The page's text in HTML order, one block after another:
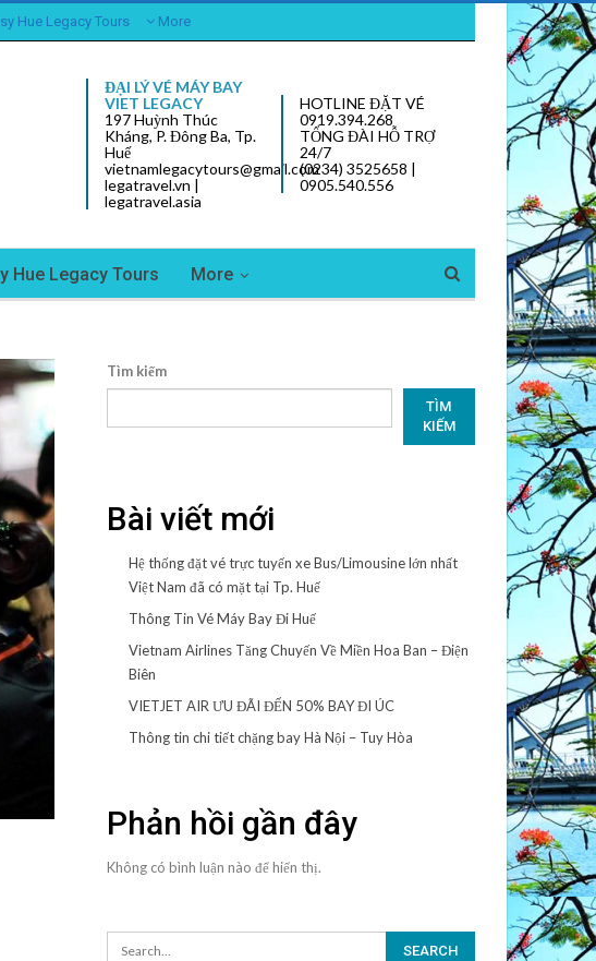
Hue Legacy Tours More
ĐẠI LÝ VÉ MÁY BAY
VIET LEGACY
197 Huỳnh Thúc
Kháng, P. Đông Ba, Tp.
Huế
vietnamlegacytours@gmail.com
legatravel.vn |
legatravel.asia
HOTLINE ĐẶT VÉ
0919.394.268
TỔNG ĐÀI HỖ TRỢ
24/7
(0234) 3525658 |
0905.540.556
Hue Legacy Tours More
Tìm kiếm
TÌM
KIẾM
Bài viết mới
Hệ thống đặt vé trực tuyến xe Bus/Limousine lớn nhất
Việt Nam đã có mặt tại Tp. Huế
Thông Tin Vé Máy Bay Đi Huế
Vietnam Airlines Tăng Chuyến Về Miền Hoa Ban – Điện
Biên
VIETJET AIR ƯU ĐÃI ĐẾN 50% BAY ĐI ÚC
Thông tin chi tiết chặng bay Hà Nội – Tuy Hòa
Phản hồi gần đây
Không có bình luận nào để hiển thị.